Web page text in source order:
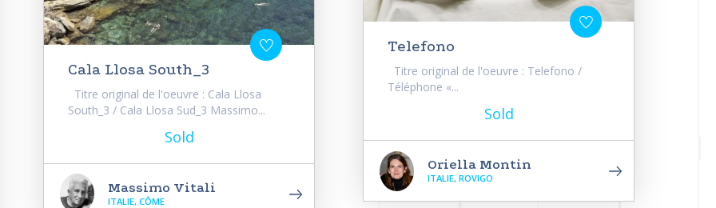
Cala Llosa South_3
Titre original de l'oeuvre : Cala Llosa
South_3 / Cala Llosa Sud_3 Massimo...
Sold
Massimo Vitali
ITALIE, CÔME
Telefono
Titre original de l'oeuvre : Telefono /
Téléphone «...
Sold
Oriella Montin
ITALIE, ROVIGO